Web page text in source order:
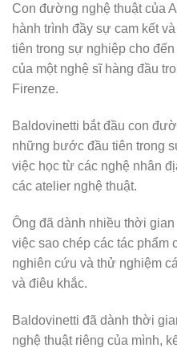
Con đường nghệ thuật của
hành trình đầy sự cam kết
tiên trong sự nghiệp cho
của một nghệ sĩ hàng đầu
Firenze.
Baldovinetti bắt đầu con
những bước đầu tiên trong
việc học từ các nghệ nhân
các atelier nghệ thuật.
Ông đã dành nhiều thời
việc sao chép các tác phẩm
nghiên cứu và thử nghiệm
và điêu khắc.
Baldovinetti đã dành thời
nghệ thuật riêng của mình,